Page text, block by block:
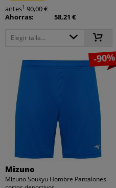
antes1 90,00 €
Ahorras:
58,21 €
Elegir talla...
-90%
Mizuno
Mizuno Soukyu Hombre Pantalones